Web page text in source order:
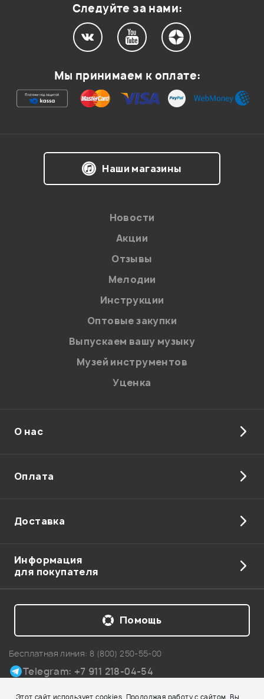
Этот сайт использует cookies. Продолжая работу с сайтом, Вы
Следуйте за нами:
Мы принимаем к оплате:
Наши магазины
Новости
Акции
Отзывы
Мелодии
Инструкции
Оптовые закупки
Выпускаем вашу музыку
Музей инструментов
Уценка
О нас
Оплата
Доставка
Информация
для покупателя
Бесплатная линия: 8 (800) 250-55-00
Telegram: +7 911 218-04-54
Помощь